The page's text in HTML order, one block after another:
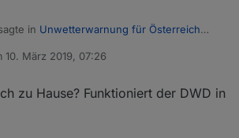
in Unwetterwarnung für Österreich
"Markantes" Wetter bei UWZ auch
auch auf DWD umgestellt aber UWZ lasse
10. März 2019, 07:26
von
zu Hause? Funktioniert der DWD in